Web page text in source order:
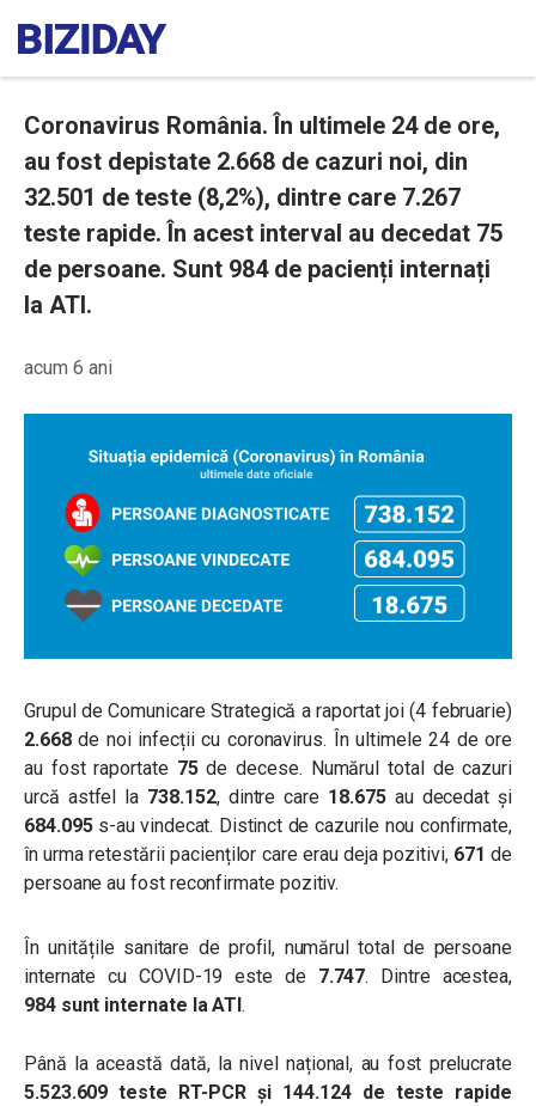
Coronavirus România. În ultimele 24 de ore,
au fost depistate 2.668 de cazuri noi, din
32.501 de teste (8,2%), dintre care 7.267
teste rapide. În acest interval au decedat 75
de persoane. Sunt 984 de pacienți internați
la ATI.
acum 6 ani
Grupul de Comunicare Strategică a raportat joi (4 februarie)
2.668de noi infecții cu coronavirus. În ultimele 24 de ore
au fost raportate 75de decese. Numărul total de cazuri
urcă astfel la 738.152, dintre care 18.675au decedat și
684.095s-au vindecat. Distinct de cazurile nou confirmate,
în urma retestării pacienților care erau deja pozitivi, 671 de
persoane au fost reconfirmate pozitiv.
În unitățile sanitare de profil, numărul total de persoane
internate cu COVID-19 este de 7.747. Dintre acestea,
984 sunt internate la ATI.
Până la această dată, la nivel național, au fost prelucrate
5.523.609 teste RT-PCR și 144.124 de teste rapide